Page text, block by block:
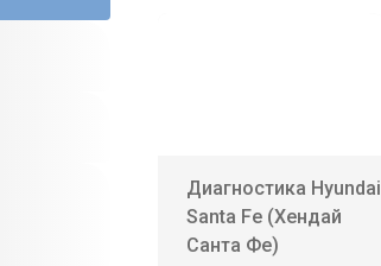
Диагностика Hyundai
Santa Fe (Хендай
Санта Фе)